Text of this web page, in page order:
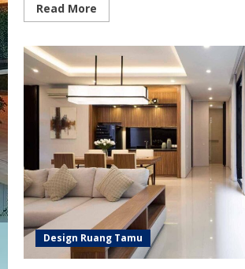
Read More
more
Penataan
Sofa
dan
Meja
di
Ruang
Tamu
Sempit:
Tips
Efektif
untuk
Maksimalkan
Ruang
Anda
Design Ruang Tamu